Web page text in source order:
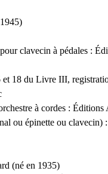
clavecin à pédales :
et 18 du Livre III,
à cordes : Éditions
ou épinette ou clavecin)
(né en 1935)